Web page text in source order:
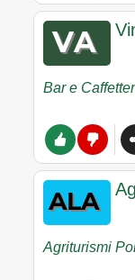
Bar e
Agriturismi